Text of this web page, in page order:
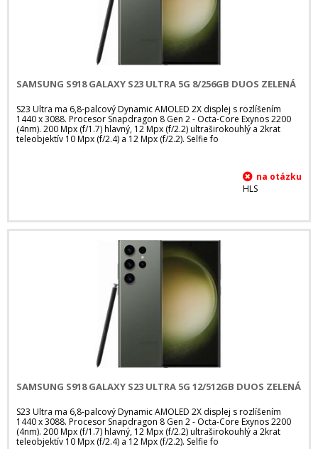
SAMSUNG S918 GALAXY S23 ULTRA 5G 8/256GB DUOS ZELENÁ
S23 Ultra ma 6,8-palcový Dynamic AMOLED 2X displej s rozlíšením
1440 x 3088. Procesor Snapdragon 8 Gen 2 - Octa-Core Exynos 2200
(4nm). 200 Mpx (f/1.7) hlavný, 12 Mpx (f/2.2) ultraširokouhlý a 2krat
teleobjektív 10 Mpx (f/2.4) a 12 Mpx (f/2.2). Selfie fo
HLS
SAMSUNG S918 GALAXY S23 ULTRA 5G 12/512GB DUOS ZELENÁ
S23 Ultra ma 6,8-palcový Dynamic AMOLED 2X displej s rozlíšením
1440 x 3088. Procesor Snapdragon 8 Gen 2 - Octa-Core Exynos 2200
(4nm). 200 Mpx (f/1.7) hlavný, 12 Mpx (f/2.2) ultraširokouhlý a 2krat
teleobjektív 10 Mpx (f/2.4) a 12 Mpx (f/2.2). Selfie fo